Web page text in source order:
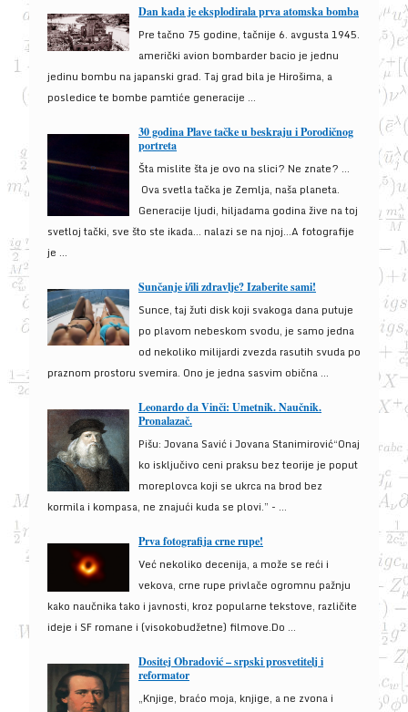
Dan kada je eksplodirala prva atomska bomba
Pre tačno 75 godine, tačnije 6. avgusta 1945.
američki avion bombarder bacio je jednu
jedinu bombu na japanski grad. Taj grad bila je Hirošima, a
posledice te bombe pamtiće generacije ...
30 godina Plave tačke u beskraju i Porodičnog
portreta
Šta mislite šta je ovo na slici? Ne znate? …
Ova svetla tačka je Zemlja, naša planeta.
Generacije ljudi, hiljadama godina žive na toj
svetloj tački, sve što ste ikada… nalazi se na njoj…A fotografije
je ...
Sunčanje i/ili zdravlje? Izaberite sami!
Sunce, taj žuti disk koji svakoga dana putuje
po plavom nebeskom svodu, je samo jedna
od nekoliko milijardi zvezda rasutih svuda po
praznom prostoru svemira. Ono je jedna sasvim obična ...
Leonardo da Vinči: Umetnik. Naučnik.
Pronalazač.
Pišu: Jovana Savić i Jovana Stanimirović“Onaj
ko isključivo ceni praksu bez teorije je poput
moreplovca koji se ukrca na brod bez
kormila i kompasa, ne znajući kuda se plovi.” - ...
Prva fotografija crne rupe!
Već nekoliko decenija, a može se reći i
vekova, crne rupe privlače ogromnu pažnju
kako naučnika tako i javnosti, kroz popularne tekstove, različite
ideje i SF romane i (visokobudžetne) filmove.Do ...
Dositej Obradović – srpski prosvetitelj i
reformator
„Knjige, braćo moja, knjige, a ne zvona i